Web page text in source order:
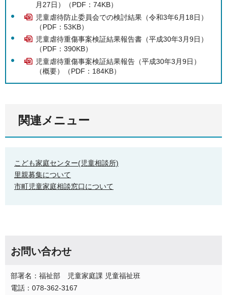
月27日）（PDF：74KB）
児童虐待防止委員会での検討結果（令和3年6月18日）
（PDF：53KB）
児童虐待重傷事案検証結果報告書（平成30年3月9日）
（PDF：390KB）
児童虐待重傷事案検証結果報告（平成30年3月9日）
（概要）（PDF：184KB）
関連メニュー
こども家庭センター(児童相談所)
里親募集について
市町児童家庭相談窓口について
お問い合わせ
部署名：福祉部 児童家庭課 児童福祉班
電話：078-362-3167